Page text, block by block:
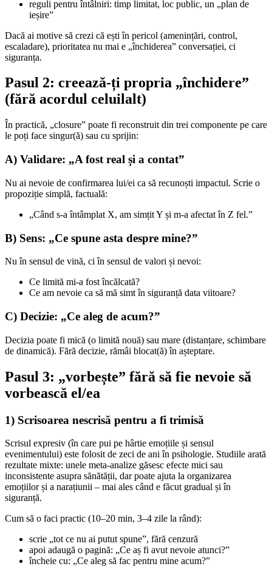
reguli pentru întâlniri: timp limitat, loc public, un „plan de
ieșire”
Dacă ai motive să crezi că ești în pericol (amenințări, control,
escaladare), prioritatea nu mai e „închiderea” conversației, ci
siguranța.
Pasul 2: creează-ți propria „închidere”
(fără acordul celuilalt)
În practică, „closure” poate fi reconstruit din trei componente pe care
le poți face singur(ă) sau cu sprijin:
A) Validare: „A fost real și a contat”
Nu ai nevoie de confirmarea lui/ei ca să recunoști impactul. Scrie o
propoziție simplă, factuală:
„Când s-a întâmplat X, am simțit Y și m-a afectat în Z fel.”
B) Sens: „Ce spune asta despre mine?”
Nu în sensul de vină, ci în sensul de valori și nevoi:
Ce limită mi-a fost încălcată?
Ce am nevoie ca să mă simt în siguranță data viitoare?
C) Decizie: „Ce aleg de acum?”
Decizia poate fi mică (o limită nouă) sau mare (distanțare, schimbare
de dinamică). Fără decizie, rămâi blocat(ă) în așteptare.
Pasul 3: „vorbește” fără să fie nevoie să
vorbească el/ea
1) Scrisoarea nescrisă pentru a fi trimisă
Scrisul expresiv (în care pui pe hârtie emoțiile și sensul
evenimentului) este folosit de zeci de ani în psihologie. Studiile arată
rezultate mixte: unele meta-analize găsesc efecte mici sau
inconsistente asupra sănătății, dar poate ajuta la organizarea
emoțiilor și a narațiunii – mai ales când e făcut gradual și în
siguranță.
Cum să o faci practic (10–20 min, 3–4 zile la rând):
scrie „tot ce nu ai putut spune”, fără cenzură
apoi adaugă o pagină: „Ce aș fi avut nevoie atunci?”
încheie cu: „Ce aleg să fac pentru mine acum?”